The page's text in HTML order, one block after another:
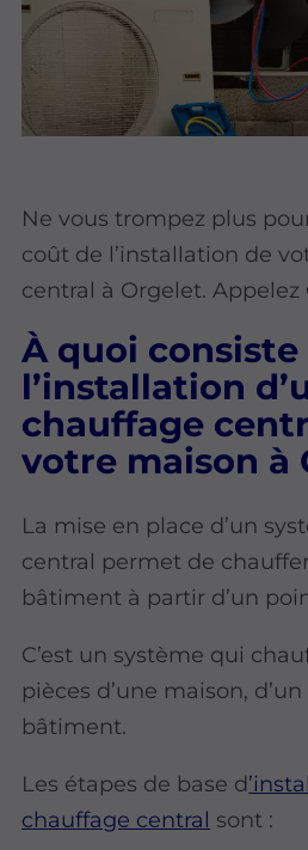
Ne vous trompez plus
coût de l’installation de
central à Orgelet.
À quoi consiste
l’installation
chauffage
votre maison à
La mise en place d’un
central permet de chauffer
bâtiment à partir d’un
C’est un système qui
pièces d’une maison,
bâtiment.
Les étapes de base d
chauffage central sont :